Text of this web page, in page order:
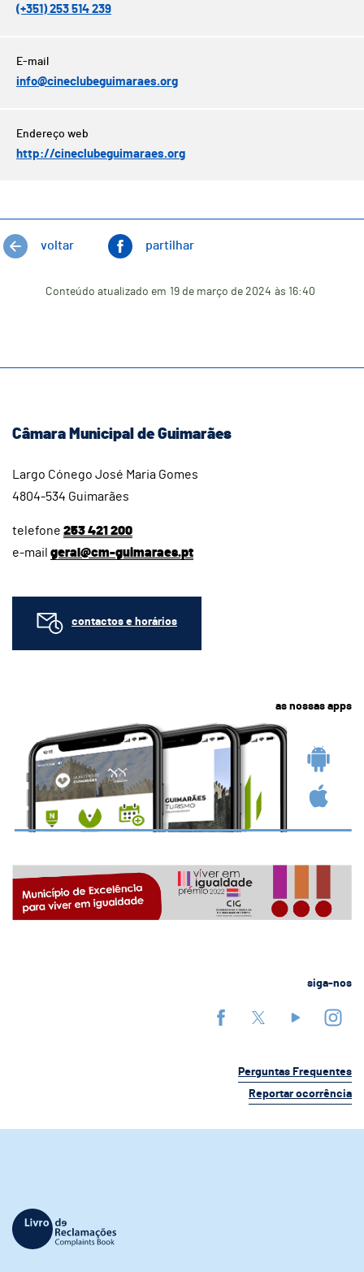
(+351) 253 514 239
info@cineclubeguimaraes.org
http://cineclubeguimaraes.org
voltar partilhar
Conteúdo atualizado em 19 de março de 2024 às 16:40
Câmara Municipal de Guimarães
Largo Cónego José Maria Gomes
4804-534 Guimarães
telefone 253 421 200
e-mail geral@cm-guimaraes.pt
contactos e horários
as nossas apps
siga-nos
Perguntas Frequentes
Reportar ocorrência